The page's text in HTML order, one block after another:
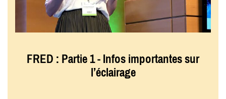
FRED : Partie 1 - Infos importantes sur
l’éclairage